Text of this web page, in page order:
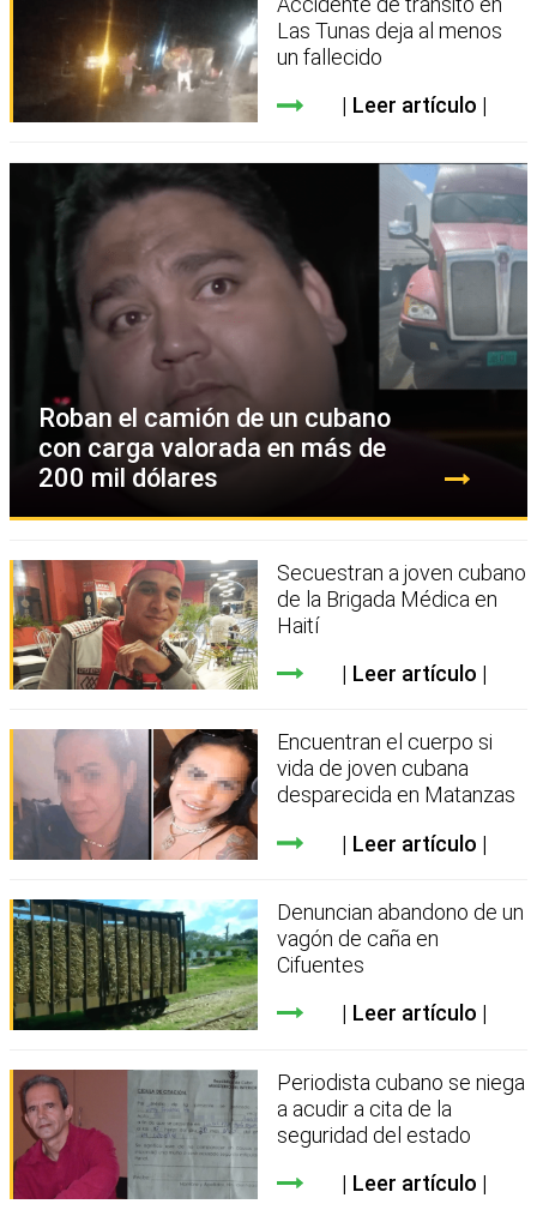
Las Tunas deja al menos
un fallecido
Leer artículo
Roban el camión de un cubano
con carga valorada en más de
200 mil dólares
Secuestran a joven cubano
de la Brigada Médica en
Haití
Leer artículo
Encuentran el cuerpo si
vida de joven cubana
desparecida en Matanzas
Leer artículo
Denuncian abandono de un
vagón de caña en
Cifuentes
Leer artículo
Periodista cubano se niega
a acudir a cita de la
seguridad del estado
Leer artículo